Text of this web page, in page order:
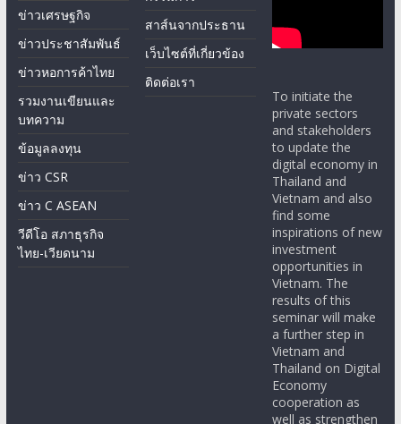
ข่าวเศรษฐกิจ
ข่าวประชาสัมพันธ์
ข่าวหอการค้าไทย
รวมงานเขียนและ
บทความ
ข้อมูลลงทุน
ข่าว CSR
ข่าว C ASEAN
วีดีโอ สภาธุรกิจ
ไทย-เวียดนาม
สาส์นจากประธาน
เว็บไซต์ที่เกี่ยวข้อง
ติดต่อเรา
To initiate the
private sectors
and stakeholders
to update the
digital economy in
Thailand and
Vietnam and also
find some
inspirations of new
investment
opportunities in
Vietnam. The
results of this
seminar will make
a further step in
Vietnam and
Thailand on Digital
Economy
cooperation as
well as strengthen